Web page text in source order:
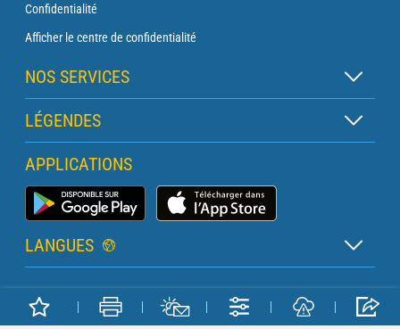
Confidentialité
Afficher le centre de confidentialité
NOS SERVICES
Abonnement Zen
Abonnement Balise
Abonnement Traversée
Abonnement Phare
Météo Terrestre
LÉGENDES
Légende des cartes
Légende des pictogrammes
Glossaire
APPLICATIONS
Application Météo Marine
LANGUES
Anglais
Copyright METEO CONSULT © 2026